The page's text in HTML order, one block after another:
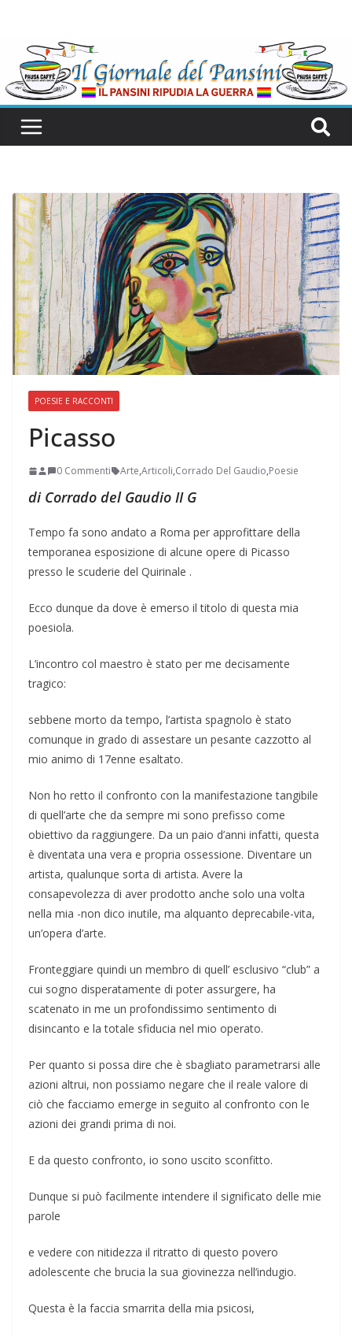
POESIE E RACCONTI
Picasso
0 Commenti Arte,Articoli,Corrado Del Gaudio,Poesie
di Corrado del Gaudio II G
Tempo fa sono andato a Roma per approfittare della
temporanea esposizione di alcune opere di Picasso
presso le scuderie del Quirinale .
Ecco dunque da dove è emerso il titolo di questa mia
poesiola.
L’incontro col maestro è stato per me decisamente
tragico:
sebbene morto da tempo, l’artista spagnolo è stato
comunque in grado di assestare un pesante cazzotto al
mio animo di 17enne esaltato.
Non ho retto il confronto con la manifestazione tangibile
di quell’arte che da sempre mi sono prefisso come
obiettivo da raggiungere. Da un paio d’anni infatti, questa
è diventata una vera e propria ossessione. Diventare un
artista, qualunque sorta di artista. Avere la
consapevolezza di aver prodotto anche solo una volta
nella mia -non dico inutile, ma alquanto deprecabile-vita,
un’opera d’arte.
Fronteggiare quindi un membro di quell’ esclusivo “club” a
cui sogno disperatamente di poter assurgere, ha
scatenato in me un profondissimo sentimento di
disincanto e la totale sfiducia nel mio operato.
Per quanto si possa dire che è sbagliato parametrarsi alle
azioni altrui, non possiamo negare che il reale valore di
ciò che facciamo emerge in seguito al confronto con le
azioni dei grandi prima di noi.
E da questo confronto, io sono uscito sconfitto.
Dunque si può facilmente intendere il significato delle mie
parole
e vedere con nitidezza il ritratto di questo povero
adolescente che brucia la sua giovinezza nell’indugio.
Questa è la faccia smarrita della mia psicosi,